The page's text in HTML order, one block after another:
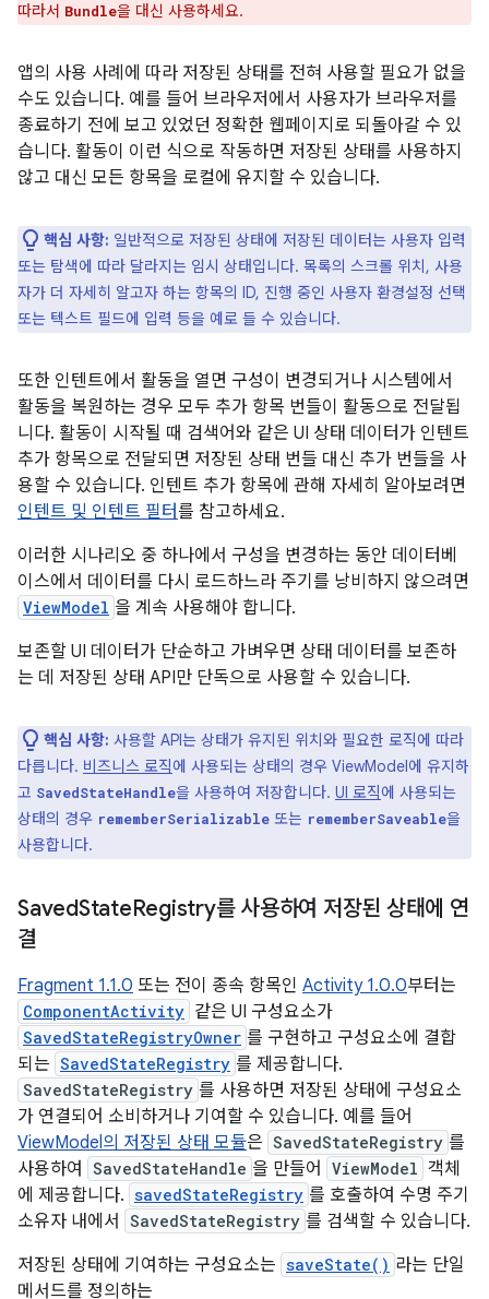
따라서 Bundle을 대신 사용하세요.
앱의 사용 사례에 따라 저장된 상태를 전혀 사용할 필요가 없을
수도 있습니다. 예를 들어 브라우저에서 사용자가 브라우저를
종료하기 전에 보고 있었던 정확한 웹페이지로 되돌아갈 수 있
습니다. 활동이 이런 식으로 작동하면 저장된 상태를 사용하지
않고 대신 모든 항목을 로컬에 유지할 수 있습니다.
핵심 사항: 일반적으로 저장된 상태에 저장된 데이터는 사용자 입력
또는 탐색에 따라 달라지는 임시 상태입니다. 목록의 스크롤 위치, 사용
자가 더 자세히 알고자 하는 항목의 ID, 진행 중인 사용자 환경설정 선택
또는 텍스트 필드에 입력 등을 예로 들 수 있습니다.
또한 인텐트에서 활동을 열면 구성이 변경되거나 시스템에서
활동을 복원하는 경우 모두 추가 항목 번들이 활동으로 전달됩
니다. 활동이 시작될 때 검색어와 같은 UI 상태 데이터가 인텐트
추가 항목으로 전달되면 저장된 상태 번들 대신 추가 번들을 사
용할 수 있습니다. 인텐트 추가 항목에 관해 자세히 알아보려면
인텐트 및 인텐트 필터를 참고하세요.
이러한 시나리오 중 하나에서 구성을 변경하는 동안 데이터베
이스에서 데이터를 다시 로드하느라 주기를 낭비하지 않으려면
ViewModel 을 계속 사용해야 합니다.
보존할 UI 데이터가 단순하고 가벼우면 상태 데이터를 보존하
는 데 저장된 상태 API만 단독으로 사용할 수 있습니다.
핵심 사항: 사용할 API는 상태가 유지된 위치와 필요한 로직에 따라
다릅니다. 비즈니스 로직에 사용되는 상태의 경우 ViewModel에 유지하
고 SavedStateHandle을 사용하여 저장합니다. UI 로직에 사용되는
상태의 경우 rememberSerializable 또는 rememberSaveable을
사용합니다.
SavedStateRegistry를 사용하여 저장된 상태에 연
결
Fragment 1.1.0 또는 전이 종속 항목인 Activity 1.0.0부터는
ComponentActivity 같은 UI 구성요소가
SavedStateRegistryOwner 를 구현하고 구성요소에 결합
되는 SavedStateRegistry 를 제공합니다.
SavedStateRegistry 를 사용하면 저장된 상태에 구성요소
가 연결되어 소비하거나 기여할 수 있습니다. 예를 들어
ViewModel의 저장된 상태 모듈은 SavedStateRegistry 를
사용하여
SavedStateHandle 을 만들어 ViewModel 객체
에 제공합니다. savedStateRegistry 를 호출하여 수명 주기
소유자 내에서
SavedStateRegistry 를 검색할 수 있습니다.
저장된 상태에 기여하는 구성요소는 saveState() 라는 단일
메서드를 정의하는